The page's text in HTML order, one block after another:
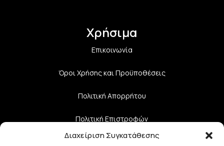
Διαχείριση Συγκατάθεσης
Χρήσιμα
Επικοινωνία
Όροι Χρήσης και Προϋποθέσεις
Πολιτική Aπορρήτου
Πολιτική Επιστροφών
Τρόποι Αποστολής